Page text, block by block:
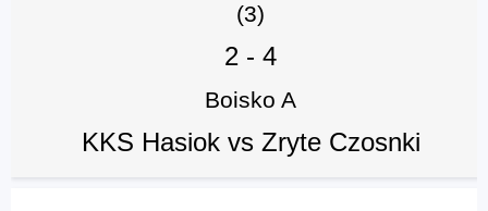
(3)
2 - 4
Boisko A
KKS Hasiok vs Zryte Czosnki